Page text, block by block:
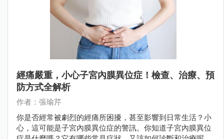
經痛嚴重，小心子宮內膜異位症！檢查、治療、預
防方式全解析
作者：張瑜芹
你是否經常被劇烈的經痛所困擾，甚至影響到日常生活？小
心，這可能是子宮內膜異位症的警訊。你知道子宮內膜異位